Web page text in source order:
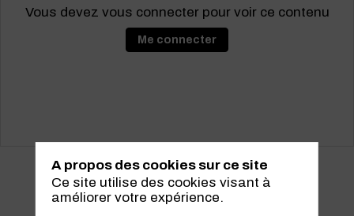
Vous devez vous connecter pour voir ce contenu
Me connecter
A propos des cookies sur ce site
Ce site utilise des cookies visant à
améliorer votre expérience.